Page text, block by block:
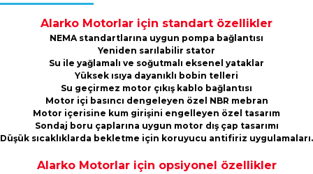
Alarko Motorlar için standart özellikler
NEMA standartlarına uygun pompa bağlantısı
Yeniden sarılabilir stator
Su ile yağlamalı ve soğutmalı eksenel yataklar
Yüksek ısıya dayanıklı bobin telleri
Su geçirmez motor çıkış kablo bağlantısı
Motor içi basıncı dengeleyen özel NBR mebran
Motor içerisine kum girişini engelleyen özel tasarım
Sondaj boru çaplarına uygun motor dış çap tasarımı
Düşük sıcaklıklarda bekletme için koruyucu antifiriz uygulamaları.
Alarko Motorlar için opsiyonel özellikler